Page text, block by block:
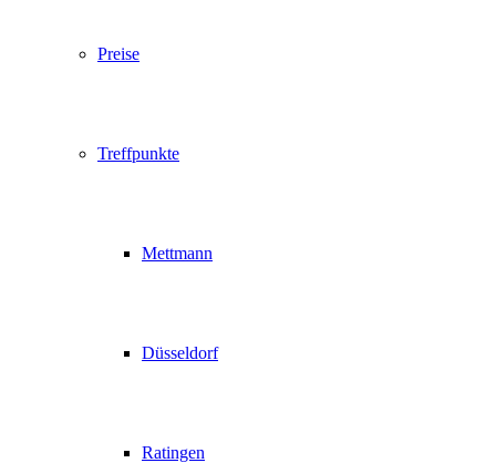
Preise
Treffpunkte
Mettmann
Düsseldorf
Ratingen